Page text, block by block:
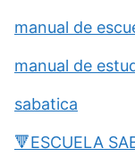
manual de
manual de
sabatica
🔻ESCUELA